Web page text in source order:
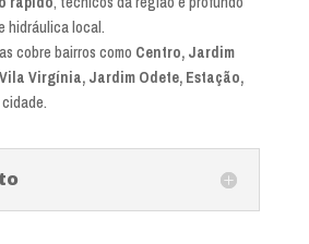
hidráulica local.
cobre bairros como Centro, Jardim
Virgínia, Jardim Odete, Estação,